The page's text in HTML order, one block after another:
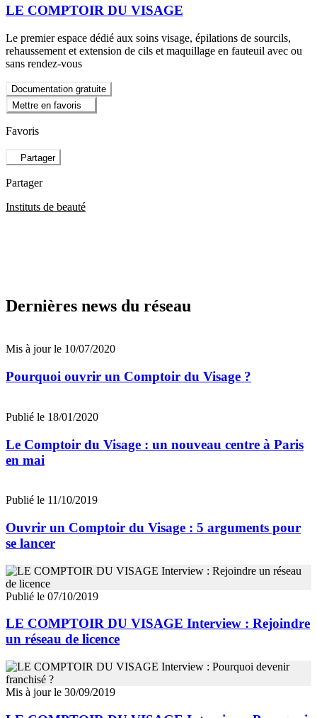
LE COMPTOIR DU VISAGE
Le premier espace dédié aux soins visage, épilations de sourcils,
rehaussement et extension de cils et maquillage en fauteuil avec ou
sans rendez-vous
Documentation gratuite
Mettre en favoris
Favoris
Partager
Partager
Instituts de beauté
Dernières news du réseau
Mis à jour le 10/07/2020
Pourquoi ouvrir un Comptoir du Visage ?
Publié le 18/01/2020
Le Comptoir du Visage : un nouveau centre à Paris
en mai
Publié le 11/10/2019
Ouvrir un Comptoir du Visage : 5 arguments pour
se lancer
Publié le 07/10/2019
LE COMPTOIR DU VISAGE Interview : Rejoindre
un réseau de licence
Mis à jour le 30/09/2019